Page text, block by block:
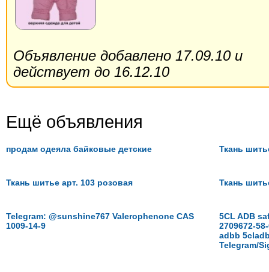
Объявление добавлено 17.09.10 и
действует до 16.12.10
Ещё объявления
продам одеяла байковые детские Ткань
Ткань шитье арт. 103 розовая Ткань
Telegram: @sunshine767 Valerophenone CAS
1009-14-9
5CL ADB
2709672-
adbb
Telegram/